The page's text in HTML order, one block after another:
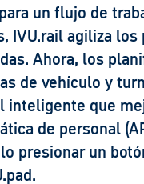
un flujo de
IVU.rail agiliza los
Ahora, los
de vehículo y
inteligente que
de personal
presionar un